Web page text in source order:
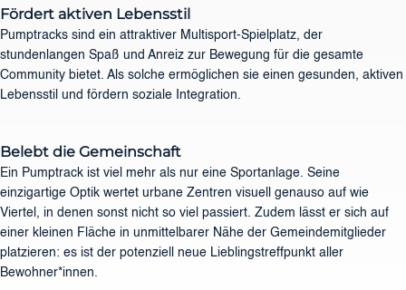
Fördert aktiven Lebensstil
Pumptracks sind ein attraktiver Multisport-Spielplatz, der
stundenlangen Spaß und Anreiz zur Bewegung für die gesamte
Community bietet. Als solche ermöglichen sie einen gesunden, aktiven
Lebensstil und fördern soziale Integration.
Belebt die Gemeinschaft
Ein Pumptrack ist viel mehr als nur eine Sportanlage. Seine
einzigartige Optik wertet urbane Zentren visuell genauso auf wie
Viertel, in denen sonst nicht so viel passiert. Zudem lässt er sich auf
einer kleinen Fläche in unmittelbarer Nähe der Gemeindemitglieder
platzieren: es ist der potenziell neue Lieblingstreffpunkt aller
Bewohner*innen.